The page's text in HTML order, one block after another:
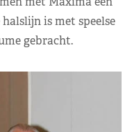
is met speelse
gebracht.